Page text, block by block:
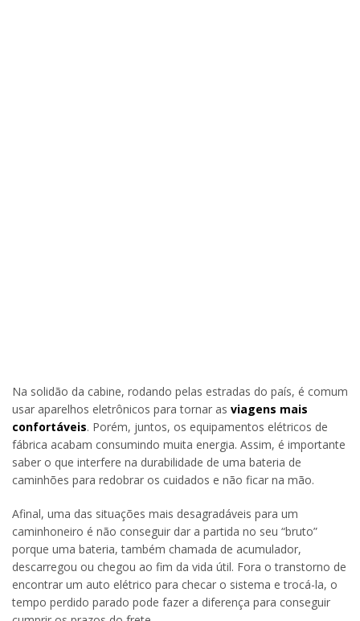
Na solidão da cabine, rodando pelas estradas do país, é comum
usar aparelhos eletrônicos para tornar as viagens mais
confortáveis. Porém, juntos, os equipamentos elétricos de
fábrica acabam consumindo muita energia. Assim, é importante
saber o que interfere na durabilidade de uma bateria de
caminhões para redobrar os cuidados e não ficar na mão.
Afinal, uma das situações mais desagradáveis para um
caminhoneiro é não conseguir dar a partida no seu “bruto”
porque uma bateria, também chamada de acumulador,
descarregou ou chegou ao fim da vida útil. Fora o transtorno de
encontrar um auto elétrico para checar o sistema e trocá-la, o
tempo perdido parado pode fazer a diferença para conseguir